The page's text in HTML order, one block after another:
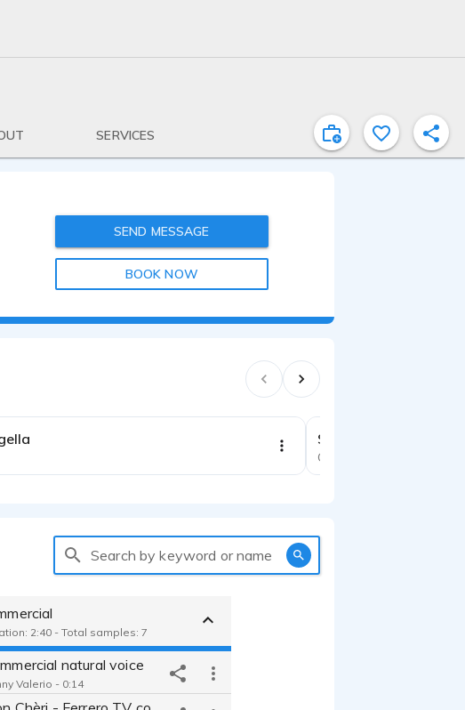
SERVICES
SEND MESSAGE
BOOK NOW
0:30
Spot TV Fairy
Commercial
Search by keyword or name
2:40 - Total samples: 7
natural voice
Valerio - 0:14